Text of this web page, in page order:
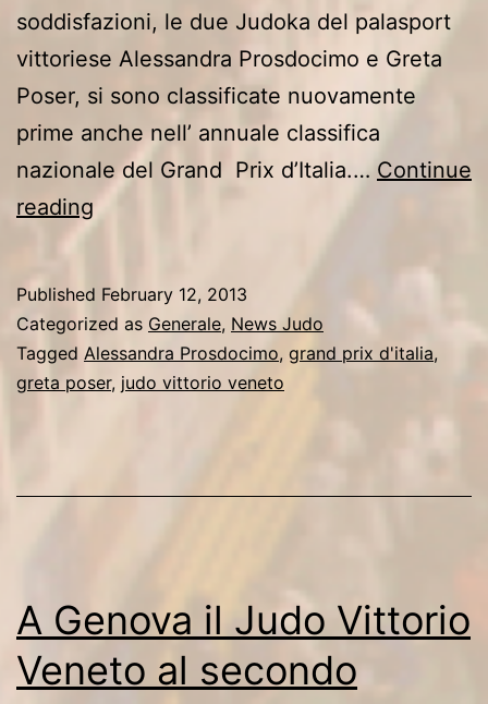
soddisfazioni, le due Judoka del palasport
vittoriese Alessandra Prosdocimo e Greta
Poser, si sono classificate nuovamente
prime anche nell’ annuale classifica
nazionale del Grand Prix d’Italia.… Continue
reading
prime
nel
Grand
Published February 12, 2013
Categorized as Generale, News Judo
Tagged Alessandra Prosdocimo, grand prix d'italia,
greta poser, judo vittorio veneto
A Genova il Judo Vittorio
Veneto al secondo